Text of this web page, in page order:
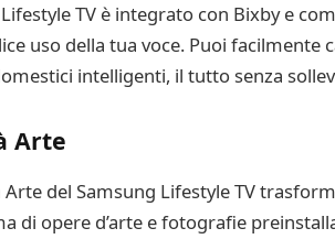
TV è integrato con Bixby e
uso della tua voce. Puoi
intelligenti, il tutto senza
Arte
del Samsung Lifestyle TV
di opere d’arte e fotografie